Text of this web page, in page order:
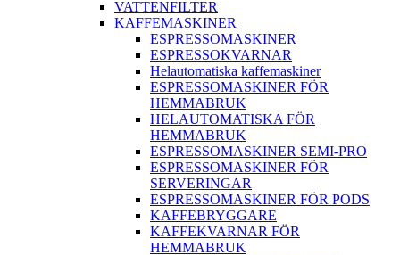
VATTENFILTER
KAFFEMASKINER
ESPRESSOMASKINER
ESPRESSOKVARNAR
Helautomatiska kaffemaskiner
ESPRESSOMASKINER FÖR
HEMMABRUK
HELAUTOMATISKA FÖR
HEMMABRUK
ESPRESSOMASKINER SEMI-PRO
ESPRESSOMASKINER FÖR
SERVERINGAR
ESPRESSOMASKINER FÖR PODS
KAFFEBRYGGARE
KAFFEKVARNAR FÖR
HEMMABRUK